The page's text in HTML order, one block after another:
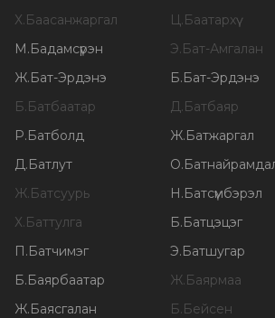
Х.Баасанжаргал Ц.Баатархүү
М.Бадамсүрэн Э.Бат-Амгалан
Ж.Бат-Эрдэнэ Б.Бат-Эрдэнэ
Б.Батбаатар Д.Батбаяр
Р.Батболд Ж.Батжаргал
Д.Батлут О.
Ж.Батсуурь Н.Батсүмбэрэл
Х.Баттулга Б.Батцэцэг
П.Батчимэг Э.Батшугар
Б.Баярбаатар Ж.Баярмаа
Ж.Баясгалан Б.Бейсен